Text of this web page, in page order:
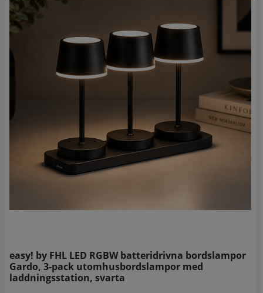
easy! by FHL LED RGBW batteridrivna bordslampor
Gardo, 3-pack utomhusbordslampor med
laddningsstation, svarta